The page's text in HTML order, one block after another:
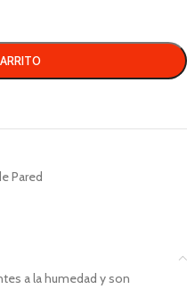
Pared
a la humedad y son